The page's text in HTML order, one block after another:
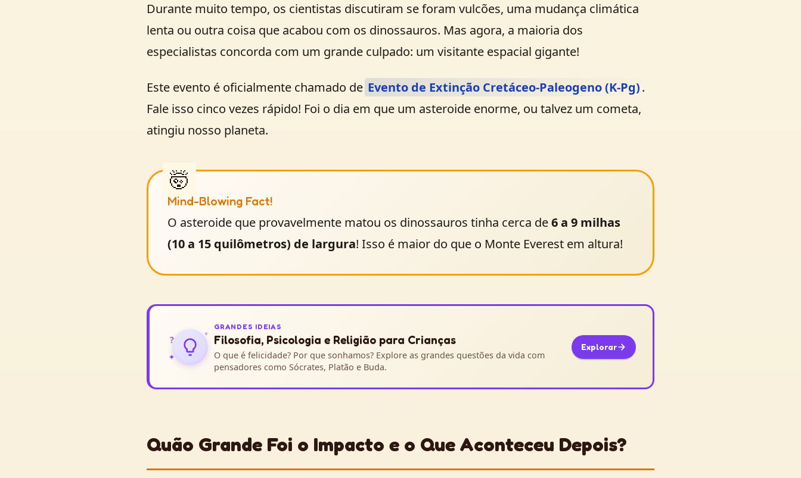
Durante muito tempo, os cientistas discutiram se foram vulcões, uma mudança climática
lenta ou outra coisa que acabou com os dinossauros. Mas agora, a maioria dos
especialistas concorda com um grande culpado: um visitante espacial gigante!
Este evento é oficialmente chamado de Evento de Extinção Cretáceo-Paleogeno (K-Pg).
Fale isso cinco vezes rápido! Foi o dia em que um asteroide enorme, ou talvez um cometa,
atingiu nosso planeta.
Mind-Blowing Fact!
O asteroide que provavelmente matou os dinossauros tinha cerca de6 a 9 milhas
(10 a 15 quilômetros) de largura! Isso é maior do que o Monte Everest em altura!
✦
✦
?
GRANDES IDEIAS
Filosofia, Psicologia e Religião para Crianças
O que é felicidade? Por que sonhamos? Explore as grandes questões da vida com
pensadores como Sócrates, Platão e Buda.
Explorar
Quão Grande Foi o Impacto e o Que Aconteceu Depois?